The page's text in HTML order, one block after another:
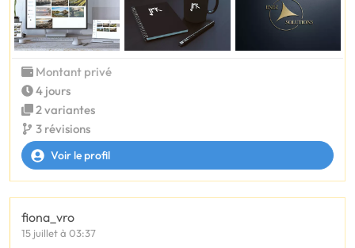
Montant privé
4 jours
2 variantes
3 révisions
Voir le profil
fiona_vro
15 juillet à 03:37